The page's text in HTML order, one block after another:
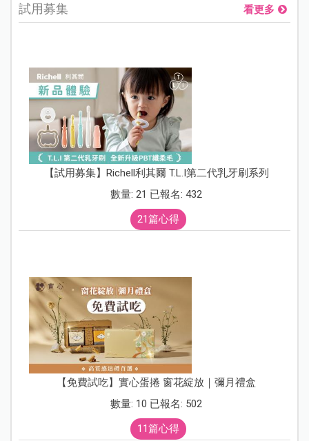
試用募集 看更多
【試用募集】Richell利其爾 T.L.I第二代乳牙刷系列
數量: 21 已報名: 432
21篇心得
【免費試吃】實心蛋捲 窗花綻放｜彌月禮盒
數量: 10 已報名: 502
11篇心得